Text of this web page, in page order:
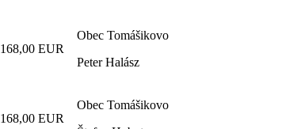
168,00 EUR
Obec Tomášikovo
Peter Halász
168,00 EUR
Obec Tomášikovo